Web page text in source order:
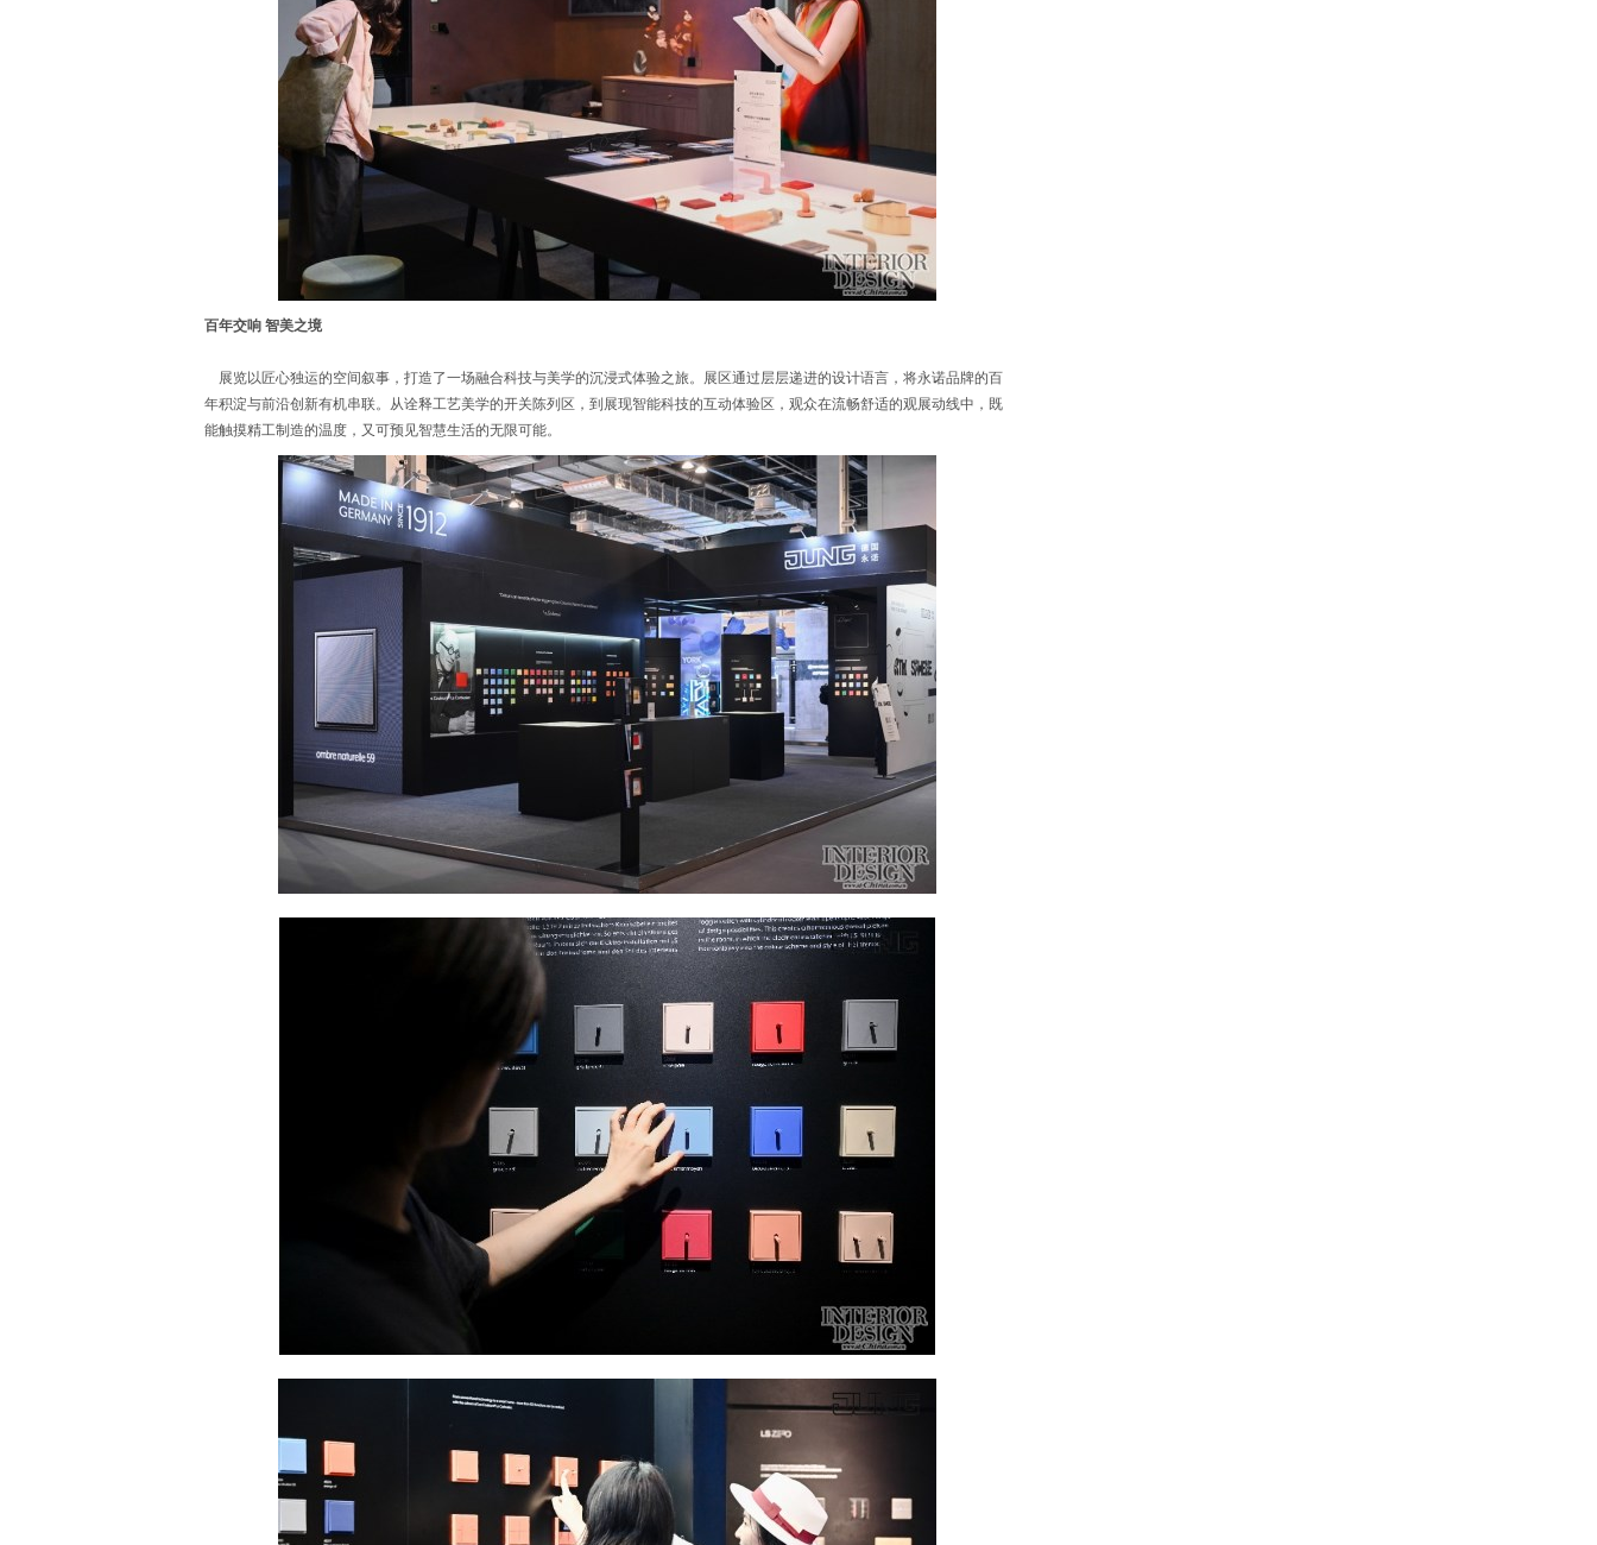
百年交响 智美之境
展览以匠心独运的空间叙事，打造了一场融合科技与美学的沉浸式体验之旅。展区通过层层递进的设计语言，将永诺品牌的百
年积淀与前沿创新有机串联。从诠释工艺美学的开关陈列区，到展现智能科技的互动体验区，观众在流畅舒适的观展动线中，既
能触摸精工制造的温度，又可预见智慧生活的无限可能。